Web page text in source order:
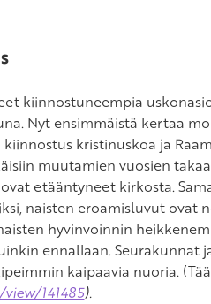
kiinnostuneempia
Nyt ensimmäistä kertaa
kristinuskoa ja
muutamien vuosien
etääntyneet kirkosta.
naisten eroamisluvut ovat
hyvinvoinnin
ennallaan. Seurakunnat
kaipaavia nuoria.
141485).